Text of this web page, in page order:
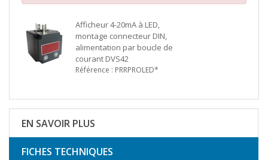
Afficheur 4-20mA à LED,
montage connecteur DIN,
alimentation par boucle de
courant DVS42
Référence : PRRPROLED*
EN SAVOIR PLUS
FICHES TECHNIQUES